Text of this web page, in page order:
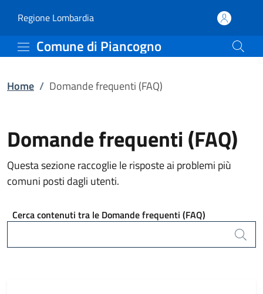
Domande frequenti
Regione Lombardia(apre in un'altra scheda).
Comune di Piancogno
Home / Domande frequenti (FAQ)
Domande frequenti (FAQ)
Questa sezione raccoglie le risposte ai problemi più
comuni posti dagli utenti.
Cerca contenuti tra le Domande frequenti (FAQ)
Cerca